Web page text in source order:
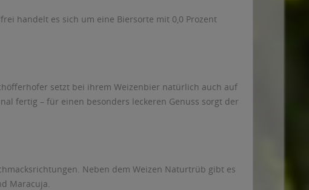
handelt es sich um eine Biersorte mit 0,0 Prozent
setzt bei ihrem Weizenbier natürlich auch auf
fertig – für einen besonders leckeren Genuss sorgt der
Neben dem Weizen Naturtrüb gibt es
Maracuja.